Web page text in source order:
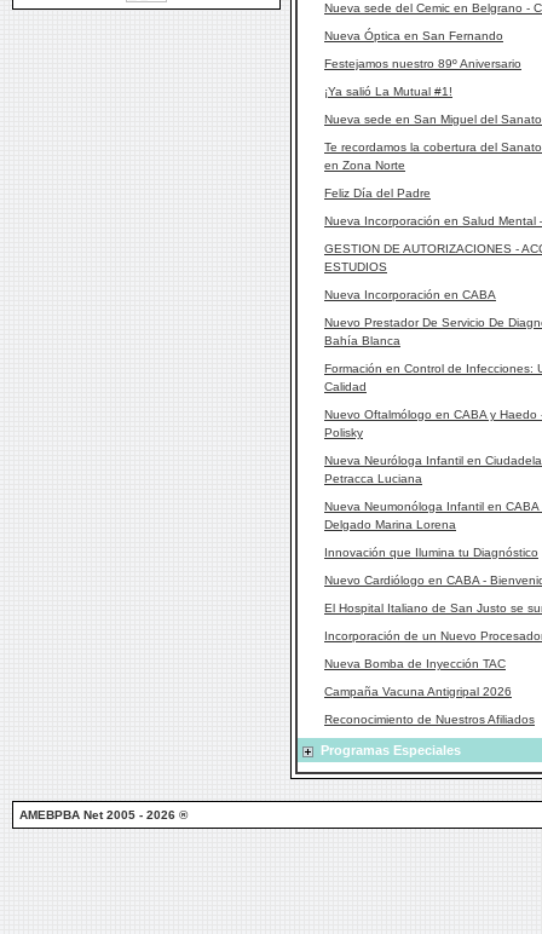
Nueva sede del Cemic en Belgrano -
Nueva Óptica en San Fernando
Festejamos nuestro 89º Aniversario
¡Ya salió La Mutual #1!
Nueva sede en San Miguel del
Te recordamos la cobertura del
en Zona Norte
Feliz Día del Padre
Nueva Incorporación en Salud Mental
GESTION DE AUTORIZACIONES -
ESTUDIOS
Nueva Incorporación en CABA
Nuevo Prestador De Servicio De
Bahía Blanca
Formación en Control de Infecciones:
Calidad
Nuevo Oftalmólogo en CABA y Haedo
Polisky
Nueva Neuróloga Infantil en
Petracca Luciana
Nueva Neumonóloga Infantil en
Delgado Marina Lorena
Innovación que Ilumina tu Diagnóstico
Nuevo Cardiólogo en CABA -
El Hospital Italiano de San Justo se
Incorporación de un Nuevo
Nueva Bomba de Inyección TAC
Campaña Vacuna Antigripal 2026
Reconocimiento de Nuestros Afiliados
Programas Especiales
AMEBPBA Net 2005 - 2026 ®